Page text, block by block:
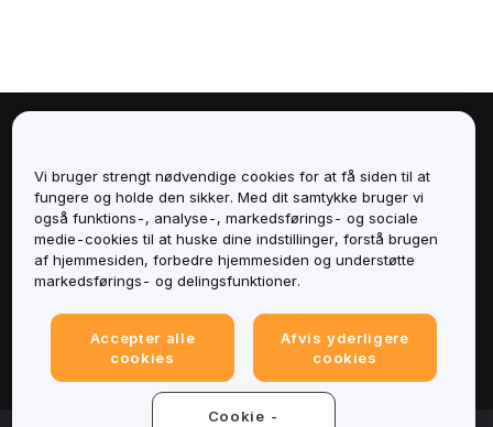
Tjenester
Support
Juridisk
Vi bruger strengt nødvendige cookies for at få siden til at
fungere og holde den sikker. Med dit samtykke bruger vi
også funktions-, analyse-, markedsførings- og sociale
medie-cookies til at huske dine indstillinger, forstå brugen
af hjemmesiden, forbedre hjemmesiden og understøtte
markedsførings- og delingsfunktioner.
Accepter alle
cookies
Afvis yderligere
cookies
Cookie -